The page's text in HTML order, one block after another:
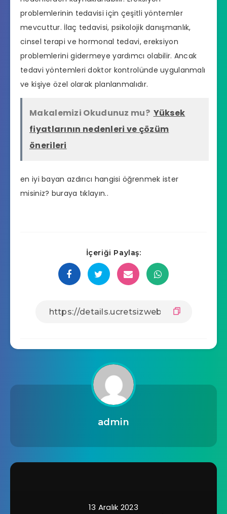
problemlerinin tedavisi için çeşitli yöntemler
mevcuttur. İlaç tedavisi, psikolojik danışmanlık,
cinsel terapi ve hormonal tedavi, ereksiyon
problemlerini gidermeye yardımcı olabilir. Ancak
tedavi yöntemleri doktor kontrolünde uygulanmalı
ve kişiye özel olarak planlanmalıdır.
Makalemizi Okudunuz mu? Yüksek
fiyatlarının nedenleri ve çözüm
önerileri
en iyi bayan azdırıcı hangisi öğrenmek ister
misiniz? buraya tıklayın..
İçeriği Paylaş:
admin
13 Aralık 2023